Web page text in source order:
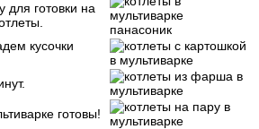
для готовки на
кусочки
готовы!